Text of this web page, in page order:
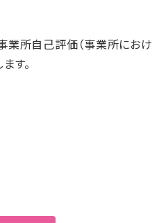
所自己評価（事業所におけ
す。